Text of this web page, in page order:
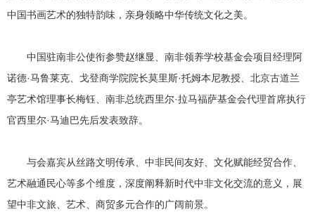
中国书画艺术的独特韵味，亲身领略中华传统文化之美。
中国驻南非公使衔参赞赵继显、南非领养学校基金会项目经理阿
诺德·马鲁莱克、戈登商学院院长莫里斯·托姆本尼教授、北京古道兰
亭艺术馆理事长梅钰、南非总统西里尔·拉马福萨基金会代理首席执行
官西里尔·马迪巴先后发表致辞。
与会嘉宾从丝路文明传承、中非民间友好、文化赋能经贸合作、
艺术融通民心等多个维度，深度阐释新时代中非文化交流的意义，展
望中非文旅、艺术、商贸多元合作的广阔前景。